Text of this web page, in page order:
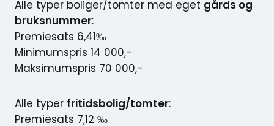
Alle typer boliger/tomter med eget gårds og
bruksnummer:
Premiesats 6,41‰
Minimumspris 14 000,-
Maksimumspris 70 000,-
Alle typer fritidsbolig/tomter:
Premiesats 7,12 ‰